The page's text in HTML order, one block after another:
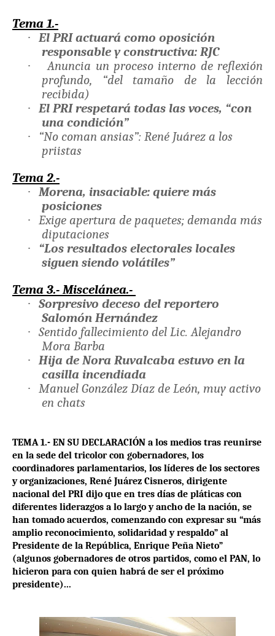
Tema 1.-
· El PRI actuará como oposición
responsable y constructiva: RJC
·
Anuncia un proceso interno de reflexión
profundo, “del tamaño de la lección
recibida)
· El PRI respetará todas las voces, “con
una condición”
·
“No coman ansias”: René Juárez a los
priistas
Tema 2.-
· Morena, insaciable: quiere más
posiciones
· Exige apertura de paquetes; demanda más
diputaciones
·
“Los resultados electorales locales
siguen siendo volátiles”
Tema 3.- Miscelánea.-
· Sorpresivo deceso del reportero
Salomón Hernández
· Sentido fallecimiento del Lic. Alejandro
Mora Barba
· Hija de Nora Ruvalcaba estuvo en la
casilla incendiada
· Manuel González Díaz de León, muy activo
en chats
TEMA 1.- EN SU DECLARACIÓN a los medios tras reunirse
en la sede del tricolor con gobernadores, los
coordinadores parlamentarios, los líderes de los sectores
yorganizaciones, René Juárez Cisneros, dirigente
nacional del PRI dijo que en tres días de pláticas con
diferentes liderazgos a lo largo y ancho de la nación, se
han tomado acuerdos, comenzando con expresar su “más
amplio reconocimiento, solidaridad y respaldo” al
Presidente de la República, Enrique Peña Nieto”
(algunos gobernadores de otros partidos, como el PAN, lo
hicieron para con quien habrá de ser el próximo
presidente)...